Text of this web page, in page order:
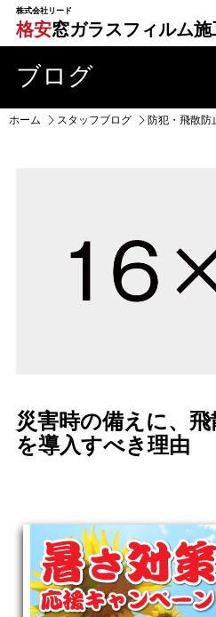
株式会社リード
格安窓ガラスフィルム施
ブログ
ホーム スタッフブログ 防犯・飛散防
災害時の備えに、
を導入すべき理由